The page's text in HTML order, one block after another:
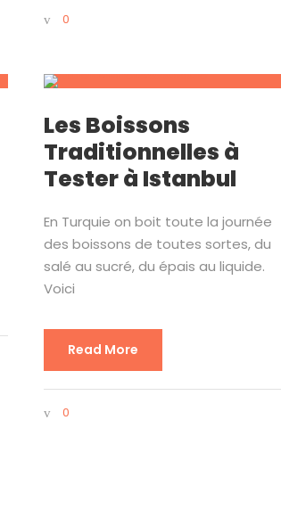
0
Les Boissons
Traditionnelles à
Tester à Istanbul
En Turquie on boit toute la journée
des boissons de toutes sortes, du
salé au sucré, du épais au liquide.
Voici
Read More
0